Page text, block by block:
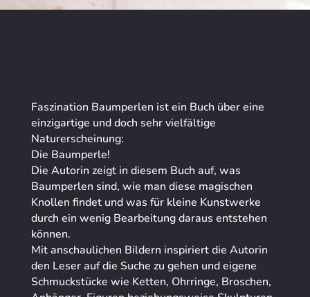
Faszination Baumperlen ist ein Buch über eine
einzigartige und doch sehr vielfältige
Naturerscheinung:
Die Baumperle!
Die Autorin zeigt in diesem Buch auf, was
Baumperlen sind, wie man diese magischen
Knollen findet und was für kleine Kunstwerke
durch ein wenig Bearbeitung daraus entstehen
können.
Mit anschaulichen Bildern inspiriert die Autorin
den Leser auf die Suche zu gehen und eigene
Schmuckstücke wie Ketten, Ohrringe, Broschen,